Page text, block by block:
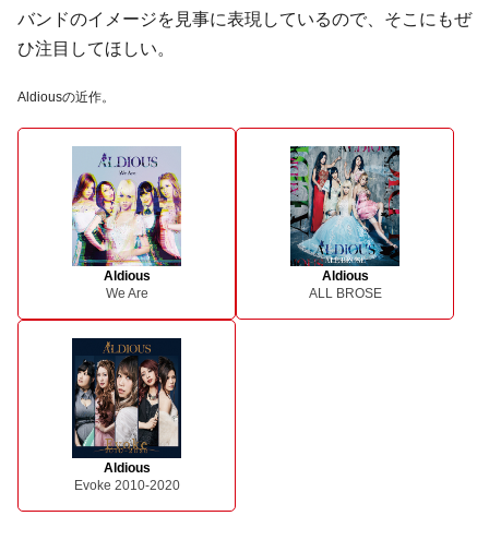
バンドのイメージを見事に表現しているので、そこにもぜ
ひ注目してほしい。
Aldiousの近作。
Aldious
We Are
Aldious
ALL BROSE
Aldious
Evoke 2010-2020